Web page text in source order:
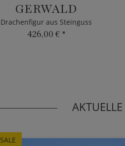
GERWALD
Drachenfigur aus Steinguss
426,00 € *
SALE